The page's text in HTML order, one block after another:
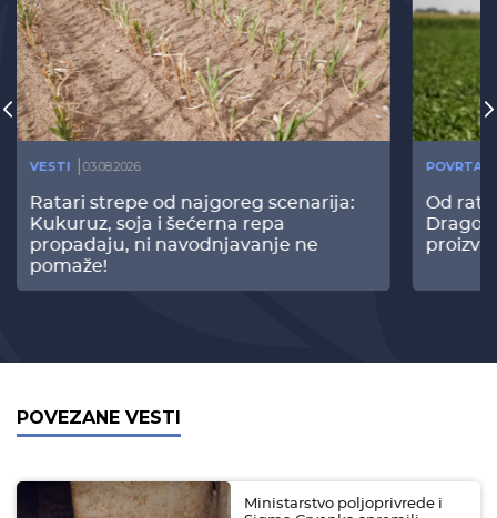
VESTI 03.08.2026
Ratari strepe od najgoreg scenarija:
Kukuruz, soja i šećerna repa
propadaju, ni navodnjavanje ne
pomaže!
Od
POVEZANE VESTI
Ministarstvo poljoprivrede i